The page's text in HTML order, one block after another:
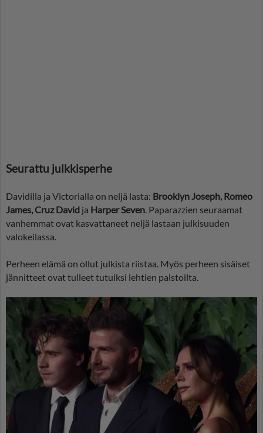
Seurattu julkkisperhe
Davidilla ja Victorialla on neljä lasta: Brooklyn Joseph, Romeo
James, Cruz David ja Harper Seven. Paparazzien seuraamat
vanhemmat ovat kasvattaneet neljä lastaan julkisuuden
valokeilassa.
Perheen elämä on ollut julkista riistaa. Myös perheen sisäiset
jännitteet ovat tulleet tutuiksi lehtien palstoilta.